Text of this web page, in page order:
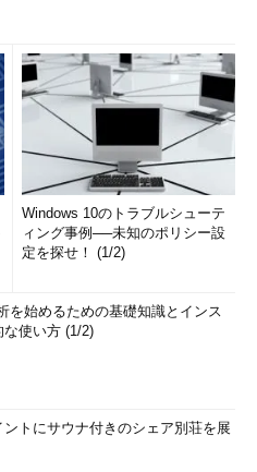
Windows 10のトラブルシューテ
ィング事例──未知のポリシー設
定を探せ！ (1/2)
を始めるための基礎知識とインス
な使い方 (1/2)
トにサウナ付きのシェア別荘を展